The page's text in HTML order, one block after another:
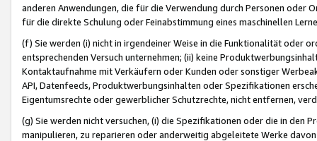
anderen Anwendungen, die für die Verwendung durch Personen
für die direkte Schulung oder Feinabstimmung eines maschinellen
(f) Sie werden (i) nicht in irgendeiner Weise in die Funktionalität oder
entsprechenden Versuch unternehmen; (ii) keine
Kontaktaufnahme mit Verkäufern oder Kunden oder sonstiger
API, Datenfeeds, Produktwerbungsinhalten oder Spezifikationen
Eigentumsrechte oder gewerblicher Schutzrechte, nicht entfernen,
(g) Sie werden nicht versuchen, (i) die Spezifikationen oder die in
manipulieren, zu reparieren oder anderweitig abgeleitete Werke